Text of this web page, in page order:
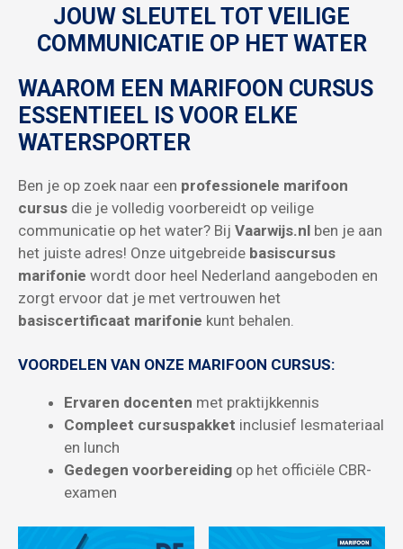
JOUW SLEUTEL TOT VEILIGE
COMMUNICATIE OP HET WATER
WAAROM EEN MARIFOON CURSUS
ESSENTIEEL IS VOOR ELKE
WATERSPORTER
Ben je op zoek naar een professionele marifoon
cursus die je volledig voorbereidt op veilige
communicatie op het water? Bij Vaarwijs.nl ben je aan
het juiste adres! Onze uitgebreide basiscursus
marifonie wordt door heel Nederland aangeboden en
zorgt ervoor dat je met vertrouwen het
basiscertificaat marifonie kunt behalen.
VOORDELEN VAN ONZE MARIFOON CURSUS:
Ervaren docenten met praktijkkennis
Compleet cursuspakket inclusief lesmateriaal
en lunch
Gedegen voorbereiding op het officiële CBR-
examen